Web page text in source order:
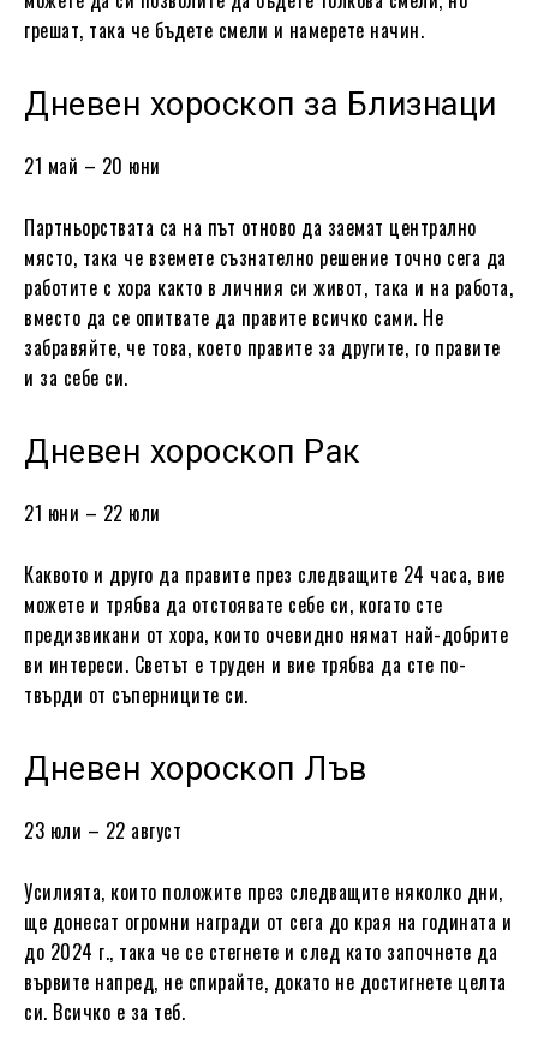
грешат, така че бъдете смели и намерете начин.
Дневен хороскоп за Близнаци
21 май – 20 юни
Партньорствата са на път отново да заемат централно
място, така че вземете съзнателно решение точно сега да
работите с хора както в личния си живот, така и на работа,
вместо да се опитвате да правите всичко сами. Не
забравяйте, че това, което правите за другите, го правите
и за себе си.
Дневен хороскоп Рак
21 юни – 22 юли
Каквото и друго да правите през следващите 24 часа, вие
можете и трябва да отстоявате себе си, когато сте
предизвикани от хора, които очевидно нямат най-добрите
ви интереси. Светът е труден и вие трябва да сте по-
твърди от съперниците си.
Дневен хороскоп Лъв
23 юли – 22 август
Усилията, които положите през следващите няколко дни,
ще донесат огромни награди от сега до края на годината и
до 2024 г., така че се стегнете и след като започнете да
вървите напред, не спирайте, докато не достигнете целта
си. Всичко е за теб.